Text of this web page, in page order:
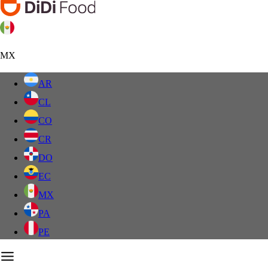
MX
AR
CL
CO
CR
DO
EC
MX
PA
PE